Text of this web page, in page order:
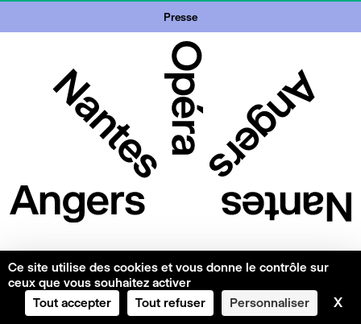
Presse
Ce site utilise des cookies et vous donne le contrôle sur
ceux que vous souhaitez activer
Tout accepter
Tout refuser Personnaliser X